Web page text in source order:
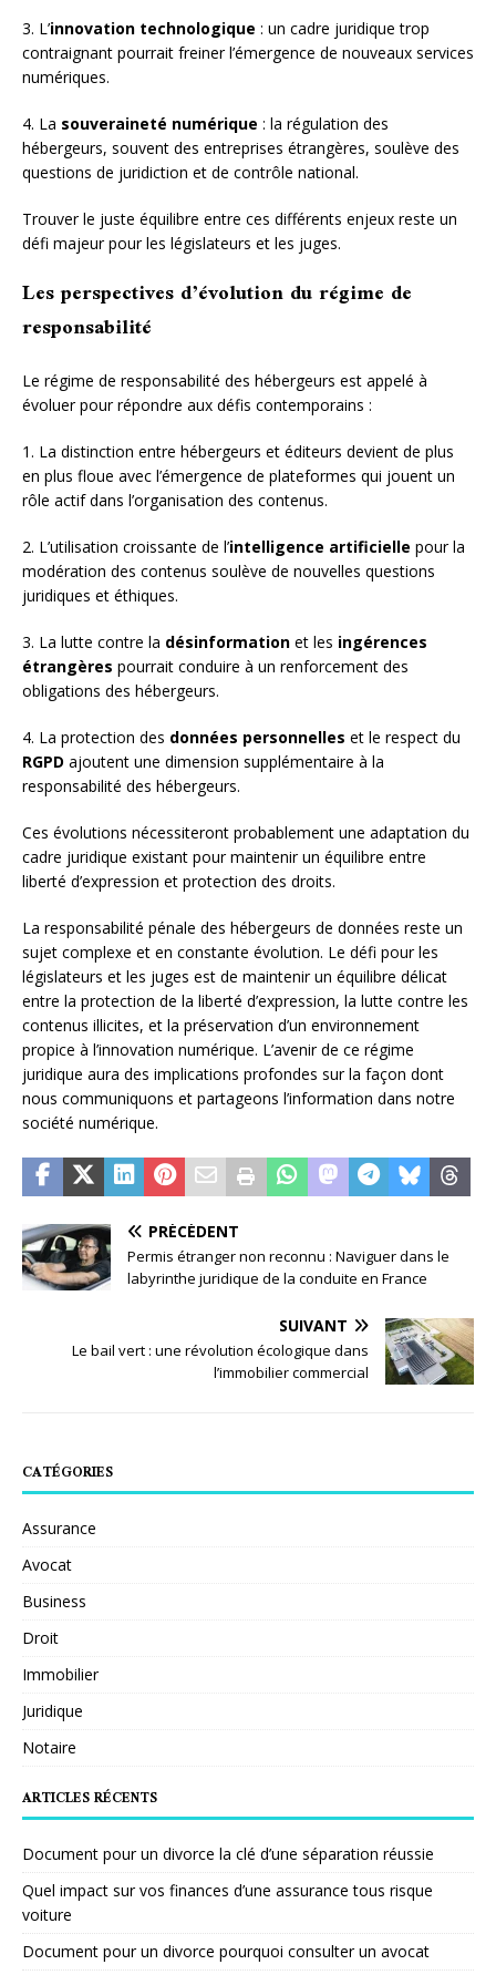
3. L’innovation technologique : un cadre juridique trop
contraignant pourrait freiner l’émergence de nouveaux services
numériques.
4. La souveraineté numérique : la régulation des
hébergeurs, souvent des entreprises étrangères, soulève des
questions de juridiction et de contrôle national.
Trouver le juste équilibre entre ces différents enjeux reste un
défi majeur pour les législateurs et les juges.
Les perspectives d’évolution du régime de
responsabilité
Le régime de responsabilité des hébergeurs est appelé à
évoluer pour répondre aux défis contemporains :
1. La distinction entre hébergeurs et éditeurs devient de plus
en plus floue avec l’émergence de plateformes qui jouent un
rôle actif dans l’organisation des contenus.
2. L’utilisation croissante de l’intelligence artificielle pour la
modération des contenus soulève de nouvelles questions
juridiques et éthiques.
3. La lutte contre la désinformation et les ingérences
étrangères pourrait conduire à un renforcement des
obligations des hébergeurs.
4. La protection des données personnelles et le respect du
RGPD ajoutent une dimension supplémentaire à la
responsabilité des hébergeurs.
Ces évolutions nécessiteront probablement une adaptation du
cadre juridique existant pour maintenir un équilibre entre
liberté d’expression et protection des droits.
La responsabilité pénale des hébergeurs de données reste un
sujet complexe et en constante évolution. Le défi pour les
législateurs et les juges est de maintenir un équilibre délicat
entre la protection de la liberté d’expression, la lutte contre les
contenus illicites, et la préservation d’un environnement
propice à l’innovation numérique. L’avenir de ce régime
juridique aura des implications profondes sur la façon dont
nous communiquons et partageons l’information dans notre
société numérique.
PRÉCÉDENT
Permis étranger non reconnu : Naviguer dans le
labyrinthe juridique de la conduite en France
SUIVANT
Le bail vert : une révolution écologique dans
l’immobilier commercial
CATÉGORIES
Assurance
Avocat
Business
Droit
Immobilier
Juridique
Notaire
ARTICLES RÉCENTS
Document pour un divorce la clé d’une séparation réussie
Quel impact sur vos finances d’une assurance tous risque
voiture
Document pour un divorce pourquoi consulter un avocat